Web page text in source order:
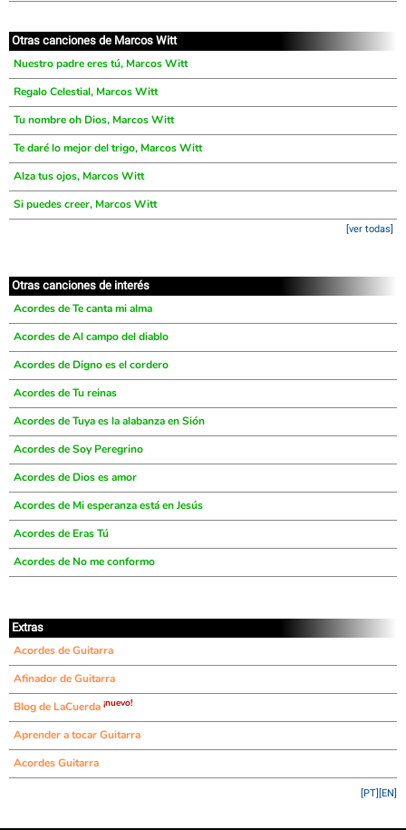
Otras canciones de Marcos Witt
Nuestro padre eres tú, Marcos Witt
Regalo Celestial, Marcos Witt
Tu nombre oh Dios, Marcos Witt
Te daré lo mejor del trigo, Marcos Witt
Alza tus ojos, Marcos Witt
Si puedes creer, Marcos Witt
[ver todas]
Otras canciones de interés
Acordes de Te canta mi alma
Acordes de Al campo del diablo
Acordes de Digno es el cordero
Acordes de Tu reinas
Acordes de Tuya es la alabanza en Sión
Acordes de Soy Peregrino
Acordes de Dios es amor
Acordes de Mi esperanza está en Jesús
Acordes de Eras Tú
Acordes de No me conformo
Extras
Acordes de Guitarra
Afinador de Guitarra
Blog de LaCuerda ¡nuevo!
Aprender a tocar Guitarra
Acordes Guitarra
[EN]
[PT]